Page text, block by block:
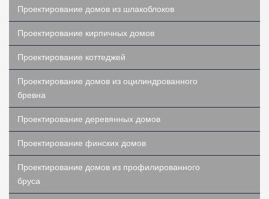
Проектирование домов из шлакоблоков
Проектирование кирпичных домов
Проектирование коттеджей
Проектирование домов из оцилиндрованного
бревна
Проектирование деревянных домов
Проектирование финских домов
Проектирование домов из профилированного
бруса